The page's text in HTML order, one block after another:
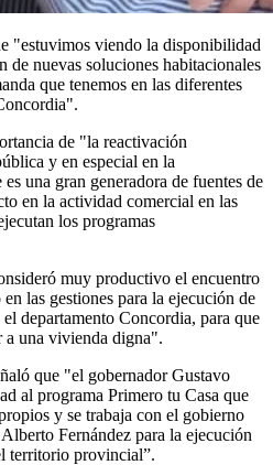
"estuvimos viendo la disponibilidad
de nuevas soluciones habitacionales
que tenemos en las diferentes
de "la reactivación
y en especial en la
una gran generadora de fuentes de
en la actividad comercial en las
los programas
muy productivo el encuentro
las gestiones para la ejecución de
departamento Concordia, para que
a una vivienda digna".
que "el gobernador Gustavo
al programa Primero tu Casa que
y se trabaja con el gobierno
Fernández para la ejecución
territorio provincial”.